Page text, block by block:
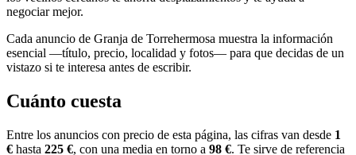
negociar mejor.
Cada anuncio de Granja de Torrehermosa muestra la información
esencial —título, precio, localidad y fotos— para que decidas de un
vistazo si te interesa antes de escribir.
Cuánto cuesta
Entre los anuncios con precio de esta página, las cifras van desde 1
€ hasta 225 €, con una media en torno a 98 €. Te sirve de referencia